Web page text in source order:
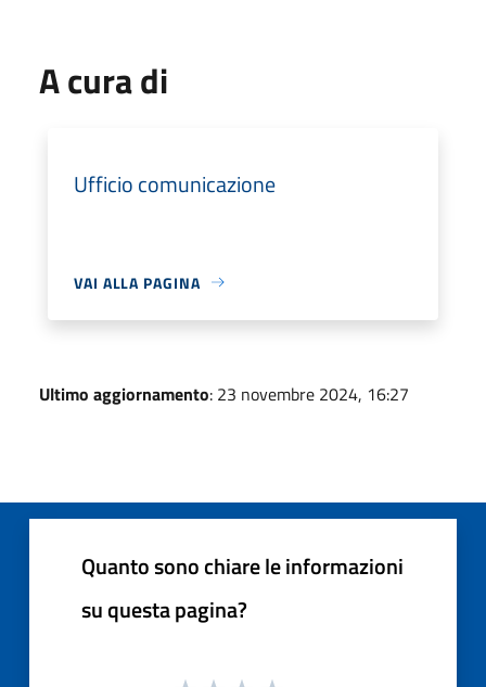
A cura di
Ufficio comunicazione
VAI ALLA PAGINA
Ultimo aggiornamento: 23 novembre 2024, 16:27
Quanto sono chiare le informazioni
su questa pagina?